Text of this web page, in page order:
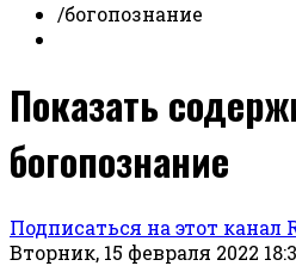
/богопознание
Показать
богопознание
Подписаться на этот канал
Вторник, 15 февраля 2022